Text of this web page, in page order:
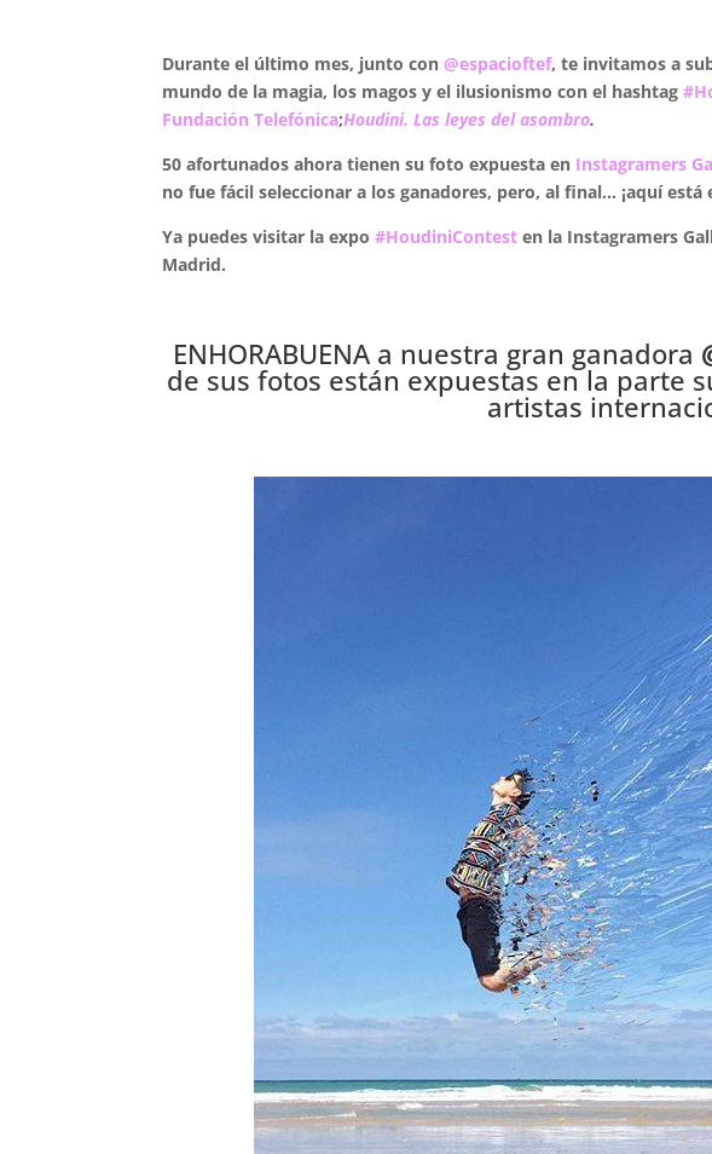
Durante el último mes, junto con@espacioftef, te invitamos a
mundo de la magia, los magos y el ilusionismo con el hashtag
Fundación Telefónica;Houdini. Las leyes del asombro.
50 afortunados ahora tienen su foto expuesta en Instagramers
no fue fácil seleccionar a los ganadores, pero, al final… ¡aquí está
Ya puedes visitar la expo#HoudiniContest en la Instagramers
Madrid.
ENHORABUENA a nuestra gran ganadora
de sus fotos están expuestas en la parte
artistas